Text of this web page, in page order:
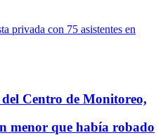
Centro de Monitoreo,
menor que había robado